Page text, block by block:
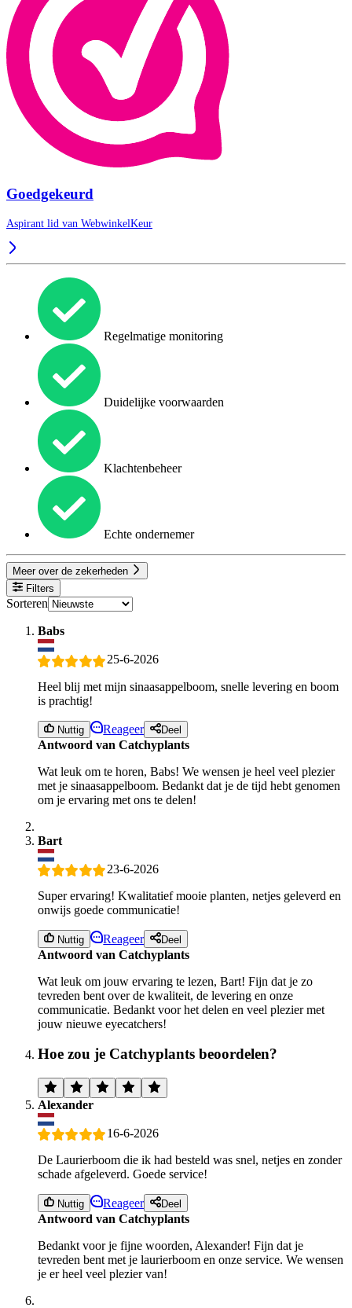
Goedgekeurd
Aspirant lid van WebwinkelKeur
Regelmatige monitoring
Duidelijke voorwaarden
Klachtenbeheer
Echte ondernemer
Meer over de zekerheden
Filters
Sorteren
Babs
25-6-2026
Heel blij met mijn sinaasappelboom, snelle levering en boom
is prachtig!
Nuttig Reageer Deel
Antwoord van Catchyplants
Wat leuk om te horen, Babs! We wensen je heel veel plezier
met je sinaasappelboom. Bedankt dat je de tijd hebt genomen
om je ervaring met ons te delen!
Bart
23-6-2026
Super ervaring! Kwalitatief mooie planten, netjes geleverd en
onwijs goede communicatie!
Nuttig Reageer Deel
Antwoord van Catchyplants
Wat leuk om jouw ervaring te lezen, Bart! Fijn dat je zo
tevreden bent over de kwaliteit, de levering en onze
communicatie. Bedankt voor het delen en veel plezier met
jouw nieuwe eyecatchers!
Hoe zou je Catchyplants beoordelen?
Alexander
16-6-2026
De Laurierboom die ik had besteld was snel, netjes en zonder
schade afgeleverd. Goede service!
Nuttig Reageer Deel
Antwoord van Catchyplants
Bedankt voor je fijne woorden, Alexander! Fijn dat je
tevreden bent met je laurierboom en onze service. We wensen
je er heel veel plezier van!